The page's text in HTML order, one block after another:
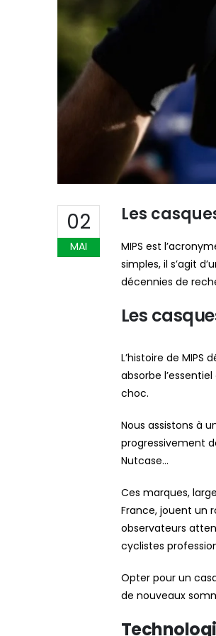
02
MAI
Les
MIPS est
simples, il s’agit
décennies de
Les
L’histoire de
absorbe
choc.
Nous assistons à
progressivement
Nutcase…
Ces marques,
France, jouent un
observateurs
cyclistes
Opter pour un
de nouveaux